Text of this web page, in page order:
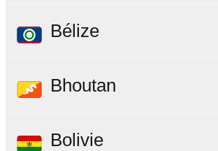
Bélize
Bhoutan
Bolivie